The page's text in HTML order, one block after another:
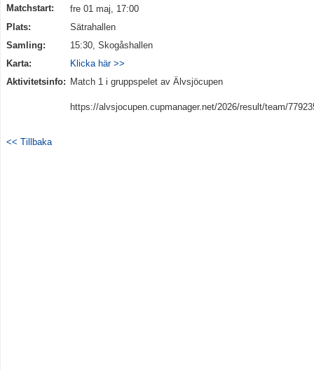
Matchstart:
fre 01 maj, 17:00
Plats:
Sätrahallen
Samling:
15:30, Skogåshallen
Karta:
Klicka här >>
Aktivitetsinfo: Match 1 i gruppspelet av Älvsjöcupen
https://alvsjocupen.cupmanager.net/2026/result/team/
<< Tillbaka